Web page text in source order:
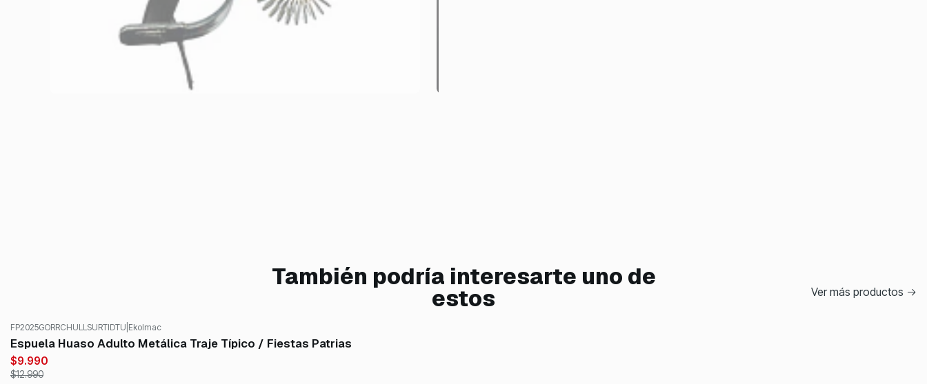
También podría interesarte uno de
estos Ver más productos
FP2025GORRCHULLSURTIDTU Ekolmac
Espuela Huaso Adulto Metálica Traje Típico / Fiestas Patrias
$9.990
$12.990